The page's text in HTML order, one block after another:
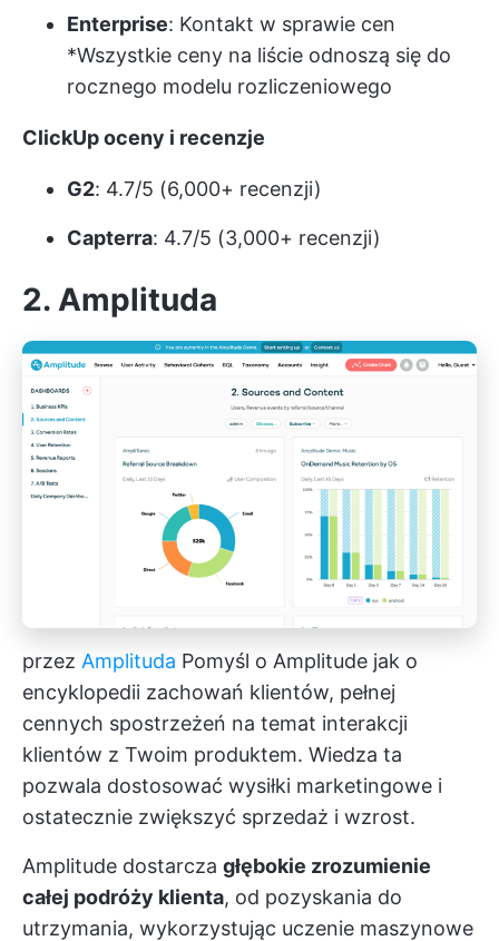
Enterprise: Kontakt w sprawie cen
*Wszystkie ceny na liście odnoszą się do
rocznego modelu rozliczeniowego
ClickUp oceny i recenzje
G2: 4.7/5 (6,000+ recenzji)
Capterra: 4.7/5 (3,000+ recenzji)
2. Amplituda
przez Amplituda Pomyśl o Amplitude jak o
encyklopedii zachowań klientów, pełnej
cennych spostrzeżeń na temat interakcji
klientów z Twoim produktem. Wiedza ta
pozwala dostosować wysiłki marketingowe i
ostatecznie zwiększyć sprzedaż i wzrost.
Amplitude dostarcza głębokie zrozumienie
całej podróży klienta, od pozyskania do
utrzymania, wykorzystując uczenie maszynowe